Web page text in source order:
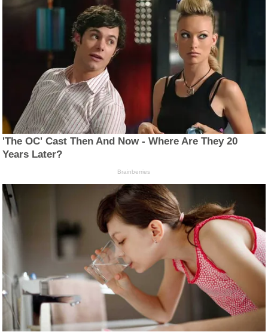
'The OC' Cast Then And Now - Where Are They 20
Years Later?
Brainberries